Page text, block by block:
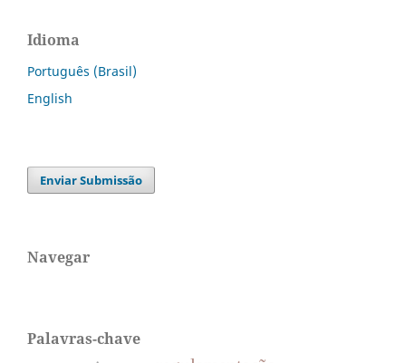
Idioma
Português (Brasil)
English
Enviar Submissão
Navegar
Palavras-chave